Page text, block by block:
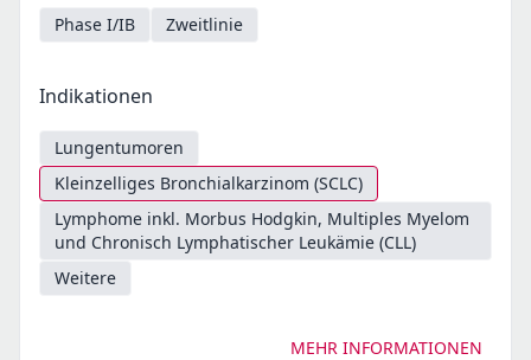
Phase I/IB Zweitlinie
Indikationen
Lungentumoren
Kleinzelliges Bronchialkarzinom (SCLC)
Lymphome inkl. Morbus Hodgkin, Multiples Myelom
und Chronisch Lymphatischer Leukämie (CLL)
Weitere
MEHR INFORMATIONEN